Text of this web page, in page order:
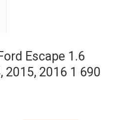
Escape 1.6
2015, 2016 1 690